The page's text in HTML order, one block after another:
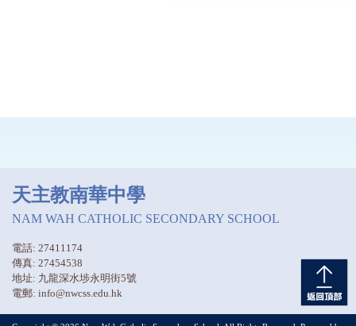
天主教南華中學
NAM WAH CATHOLIC SECONDARY SCHOOL
電話: 27411174
傳真: 27454538
地址: 九龍深水埗永明街5號
電郵: info@nwcss.edu.hk